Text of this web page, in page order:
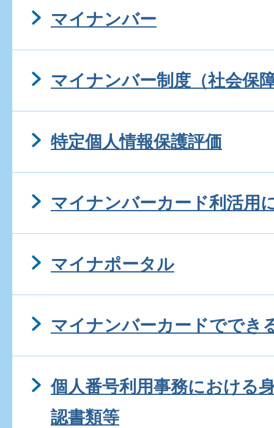
マイナンバー
マイナンバー制度（社会保
特定個人情報保護評価
マイナンバーカード利活用
マイナポータル
マイナンバーカードででき
個人番号利用事務における
認書類等